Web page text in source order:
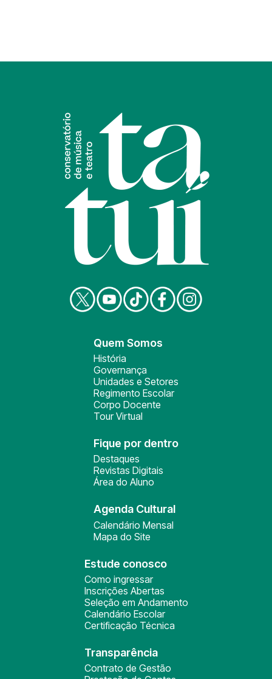
Quem Somos
História
Governança
Unidades e Setores
Regimento Escolar
Corpo Docente
Tour Virtual
Fique por dentro
Destaques
Revistas Digitais
Área do Aluno
Agenda Cultural
Calendário Mensal
Mapa do Site
Estude conosco
Como ingressar
Inscrições Abertas
Seleção em Andamento
Calendário Escolar
Certificação Técnica
Transparência
Contrato de Gestão